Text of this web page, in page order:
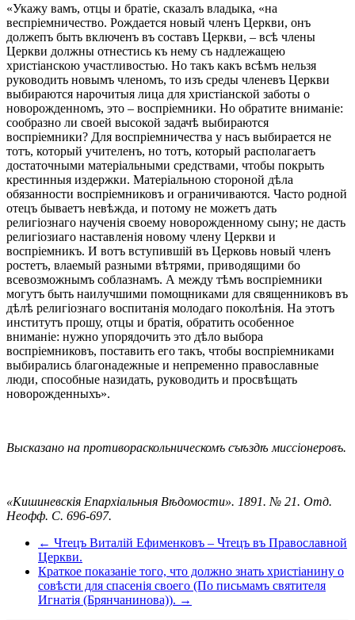
«Укажу вамъ, отцы и братіе, сказалъ владыка, «на
веспріемничество. Рождается новый членъ Церкви, онъ
должепъ быть включенъ въ составъ Церкви, – всѣ члены
Церкви должны отнестись къ нему съ надлежащею
христіанскою участливостью. Но такъ какъ всѣмъ нельзя
руководить новымъ членомъ, то изъ среды членевъ Церкви
выбираются нарочитыя лица для христіанской заботы о
новорожденномъ, это – воспріемники. Но обратите вниманіе:
сообразно ли своей высокой задачѣ выбираются
воспріемники? Для воспріемничества у насъ выбирается не
тотъ, который учителенъ, но тотъ, который располагаетъ
достаточными матеріальными средствами, чтобы покрыть
крестинныя издержки. Матеріальною стороной дѣла
обязанности воспріемниковъ и ограничиваются. Часто родной
отецъ бываетъ невѣжда, и потому не можетъ дать
религіознаго наученія своему новорожденному сыну; не дасть
религіозиаго наставленія новому члену Церкви и
воспріемникъ. И вотъ вступившій въ Церковь новый членъ
ростетъ, влаемый разными вѣтрями, приводящими бо
всевозможнымъ соблазнамъ. А между тѣмъ воспріемники
могутъ быть наилучшими помощниками для священниковъ въ
дѣлѣ религіознаго воспитанія молодаго поколѣнія. На этотъ
институтъ прошу, отцы и братія, обратить особенное
вниманіе: нужно упорядочить это дѣло выбора
воспріемниковъ, поставить его такъ, чтобы воспріемниками
выбирались благонадежные и непременно православные
люди, способные назидать, руководить и просвѣщать
новорожденныхъ».
Высказано на противораскольническомъ съѣздѣ миссіонеровъ.
«Кишиневскія Епархіальныя Вѣдомости». 1891. № 21. Отд.
Неофф. С. 696-697.
← Чтецъ Виталiй Ефименковъ – Чтецъ въ Православной
Церкви.
Краткое показаніе того, что должно знать христіанину о
совѣсти для спасенія своего (По письмамъ святителя
Игнатія (Брянчанинова)). →